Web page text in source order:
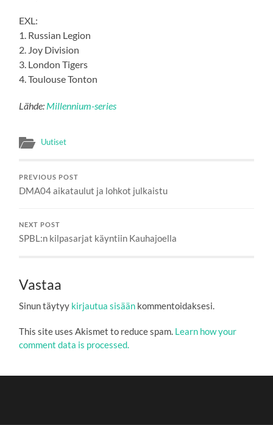
EXL:
1. Russian Legion
2. Joy Division
3. London Tigers
4. Toulouse Tonton
Lähde: Millennium-series
Uutiset
PREVIOUS POST
DMA04 aikataulut ja lohkot julkaistu
NEXT POST
SPBL:n kilpasarjat käyntiin Kauhajoella
Vastaa
Sinun täytyy kirjautua sisään kommentoidaksesi.
This site uses Akismet to reduce spam. Learn how your
comment data is processed.